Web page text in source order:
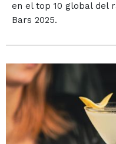
en el top 10 global del
Bars 2025.